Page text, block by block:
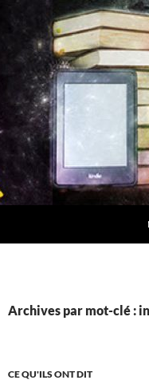
Archives par mot-clé :
CE QU'ILS ONT DIT